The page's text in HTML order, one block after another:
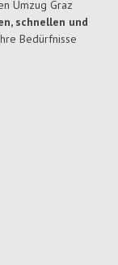
Umzug Graz
schnellen und
Bedürfnisse